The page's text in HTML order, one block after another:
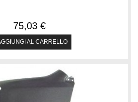
75,03 €
AL CARRELLO